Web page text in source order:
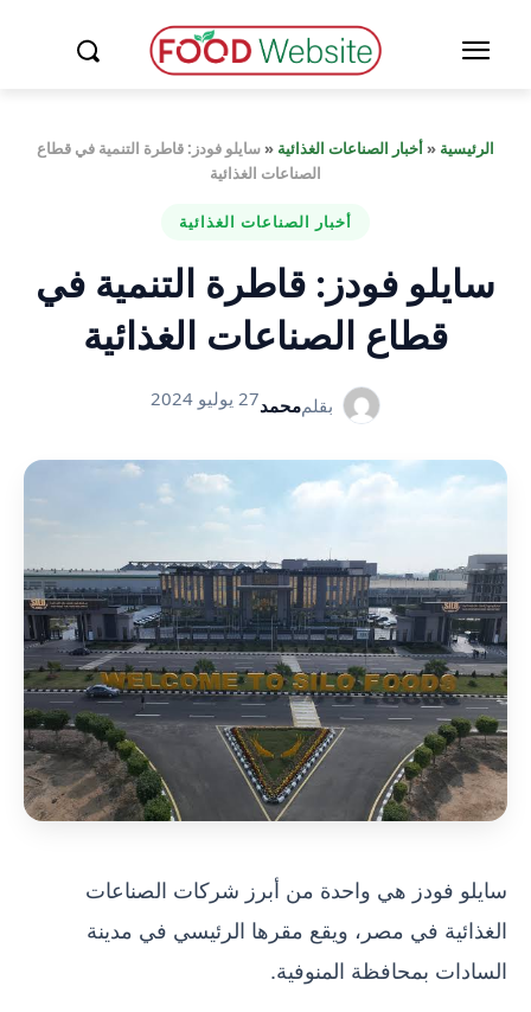
الرئيسية «أخبار الصناعات الغذائية «سايلو فودز: قاطرة التنمية في قطاع
الصناعات الغذائية
أخبار الصناعات الغذائية
سايلو فودز: قاطرة التنمية في
قطاع الصناعات الغذائية
بقلممحمد27 يوليو 2024
سايلو فودز هي واحدة من أبرز شركات الصناعات
الغذائية في مصر، ويقع مقرها الرئيسي في مدينة
السادات بمحافظة المنوفية.